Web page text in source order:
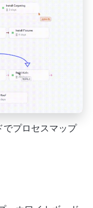
でプロセスマップ